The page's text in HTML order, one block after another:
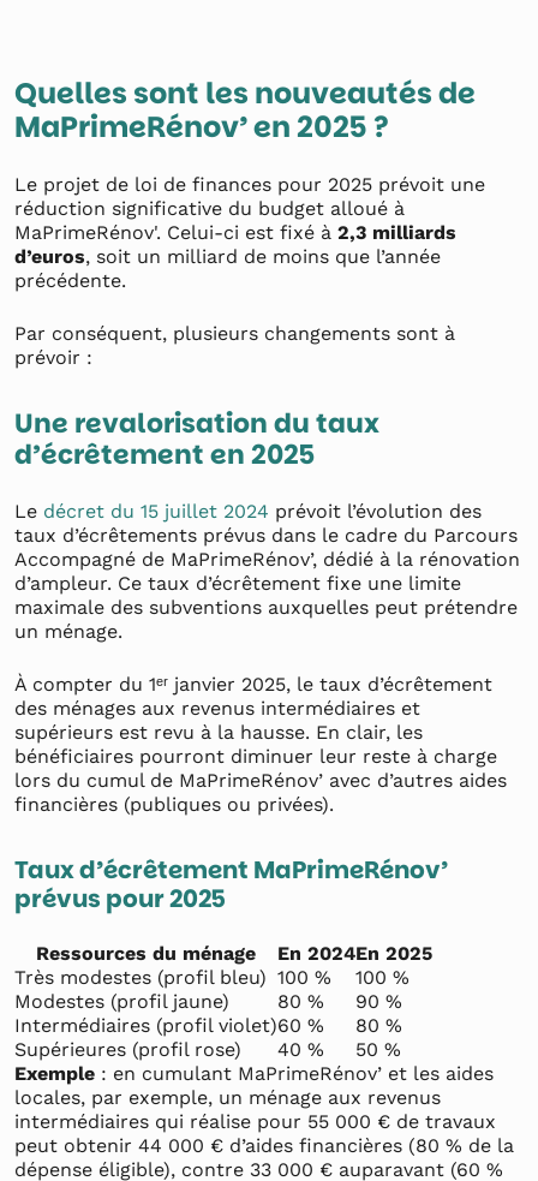
Quelles sont les nouveautés de
MaPrimeRénov’ en 2025 ?
Le projet de loi de finances pour 2025 prévoit une
réduction significative du budget alloué à
MaPrimeRénov'. Celui-ci est fixé à 2,3 milliards
d’euros, soit un milliard de moins que l’année
précédente.
Par conséquent, plusieurs changements sont à
prévoir :
Une revalorisation du taux
d’écrêtement en 2025
Le décret du 15 juillet 2024 prévoit l’évolution des
taux d’écrêtements prévus dans le cadre du Parcours
Accompagné de MaPrimeRénov’, dédié à la rénovation
d’ampleur. Ce taux d’écrêtement fixe une limite
maximale des subventions auxquelles peut prétendre
un ménage.
À compter du 1ᵉʳ janvier 2025, le taux d’écrêtement
des ménages aux revenus intermédiaires et
supérieurs est revu à la hausse. En clair, les
bénéficiaires pourront diminuer leur reste à charge
lors du cumul de MaPrimeRénov’ avec d’autres aides
financières (publiques ou privées).
Taux d’écrêtement MaPrimeRénov’
prévus pour 2025
Ressources du ménage En 2024En 2025
Très modestes (profil bleu) 100 %
100 %
Modestes (profil jaune)
80 %
90 %
Intermédiaires (profil violet)60 %
80 %
Supérieures (profil rose)
40 %
50 %
Exemple : en cumulant MaPrimeRénov’ et les aides
locales, par exemple, un ménage aux revenus
intermédiaires qui réalise pour 55 000 € de travaux
peut obtenir 44 000 € d’aides financières (80 % de la
dépense éligible), contre 33 000 € auparavant (60 %